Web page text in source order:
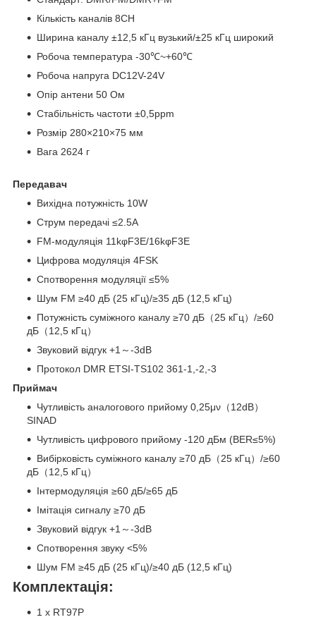
Кількість каналів 8CH
Ширина каналу ±12,5 кГц вузький/±25 кГц широкий
Робоча температура -30℃~+60℃
Робоча напруга DC12V-24V
Опір антени 50 Ом
Стабільність частоти ±0,5ppm
Розмір 280×210×75 мм
Вага 2624 г
Передавач
Вихідна потужність 10W
Струм передачі ≤2.5A
FM-модуляція 11kφF3E/16kφF3E
Цифрова модуляція 4FSK
Спотворення модуляції ≤5%
Шум FM ≥40 дБ (25 кГц)/≥35 дБ (12,5 кГц)
Потужність суміжного каналу ≥70 дБ（25 кГц）/≥60
дБ（12,5 кГц）
Звуковий відгук +1～-3dB
Протокол DMR ETSI-TS102 361-1,-2,-3
Приймач
Чутливість аналогового прийому 0,25μν（12dB）
SINAD
Чутливість цифрового прийому -120 дБм (BER≤5%)
Вибірковість суміжного каналу ≥70 дБ（25 кГц）/≥60
дБ（12,5 кГц）
Інтермодуляція ≥60 дБ/≥65 дБ
Імітація сигналу ≥70 дБ
Звуковий відгук +1～-3dB
Спотворення звуку <5%
Шум FM ≥45 дБ (25 кГц)/≥40 дБ (12,5 кГц)
Комплектація:
1 x RT97P